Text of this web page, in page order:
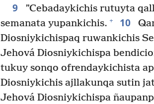
9
”Cebadaykichis rutuyta
semanata yupankichis. + 10
Diosniykichispaq ruwankichis
Jehová Diosniykichispa
tukuy sonqo ofrendaykichista
Diosniykichis ajllakunqa sutin
Jehová Diosniykichispa